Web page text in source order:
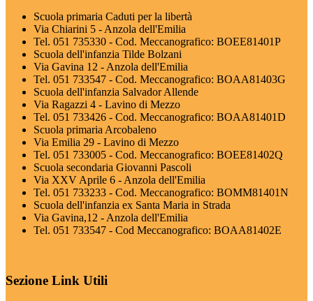
Scuola primaria Caduti per la libertà
Via Chiarini 5 - Anzola dell'Emilia
Tel. 051 735330 - Cod. Meccanografico: BOEE81401P
Scuola dell'infanzia Tilde Bolzani
Via Gavina 12 - Anzola dell'Emilia
Tel. 051 733547 - Cod. Meccanografico: BOAA81403G
Scuola dell'infanzia Salvador Allende
Via Ragazzi 4 - Lavino di Mezzo
Tel. 051 733426 - Cod. Meccanografico: BOAA81401D
Scuola primaria Arcobaleno
Via Emilia 29 - Lavino di Mezzo
Tel. 051 733005 - Cod. Meccanografico: BOEE81402Q
Scuola secondaria Giovanni Pascoli
Via XXV Aprile 6 - Anzola dell'Emilia
Tel. 051 733233 - Cod. Meccanografico: BOMM81401N
Scuola dell'infanzia ex Santa Maria in Strada
Via Gavina,12 - Anzola dell'Emilia
Tel. 051 733547 - Cod Meccanografico: BOAA81402E
Sezione Link Utili